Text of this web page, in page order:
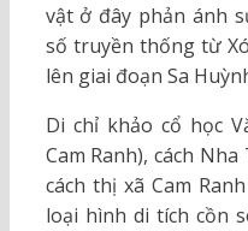
vật ở đây phản ánh
số truyền thống từ
lên giai đoạn Sa
Di chỉ khảo cổ học
Cam Ranh), cách
cách thị xã Cam
loại hình di tích cồn